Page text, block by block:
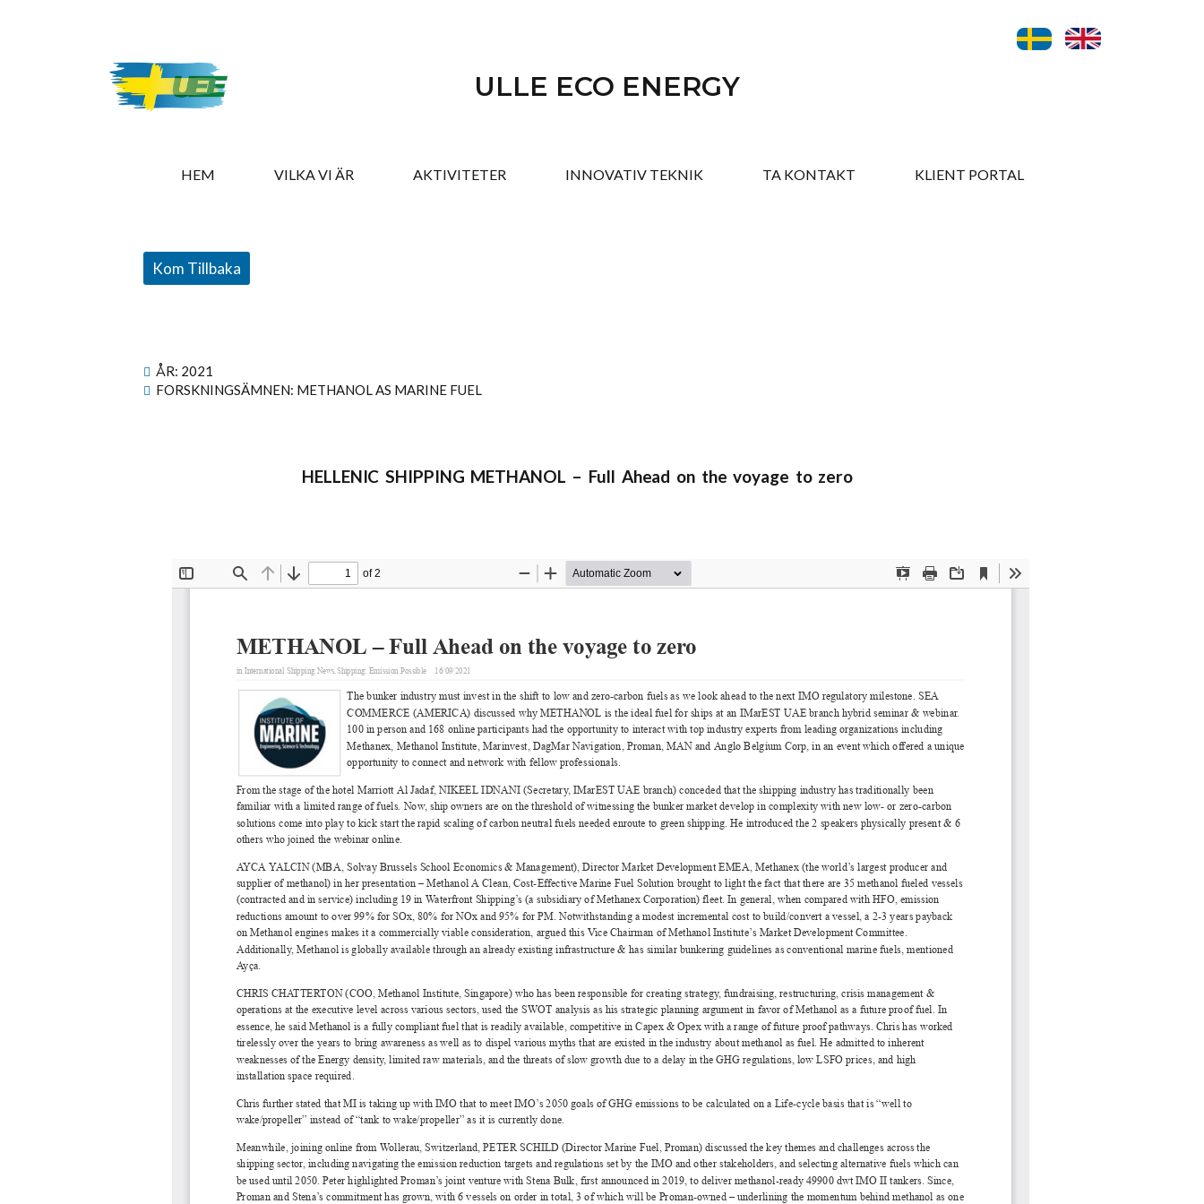
ULLE ECO ENERGY
HEM VILKA VI ÄR AKTIVITETER INNOVATIV TEKNIK TA KONTAKT​ KLIENT PORTAL
Kom Tillbaka
ÅR: 2021
FORSKNINGSÄMNEN: METHANOL AS MARINE FUEL
HELLENIC SHIPPING METHANOL – Full Ahead on the voyage to zero